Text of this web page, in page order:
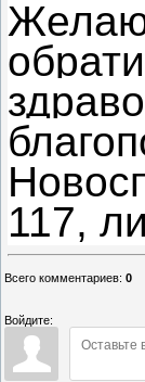
117,
Всего комментариев: 0
Войдите: